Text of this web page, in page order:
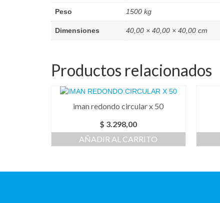
Peso 1500 kg
Dimensiones 40,00 × 40,00 × 40,00 cm
Productos relacionados
iman redondo circular x 50
$ 3.298,00
AÑADIR AL CARRITO